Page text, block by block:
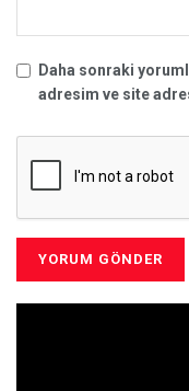
Daha sonraki
adresim ve site